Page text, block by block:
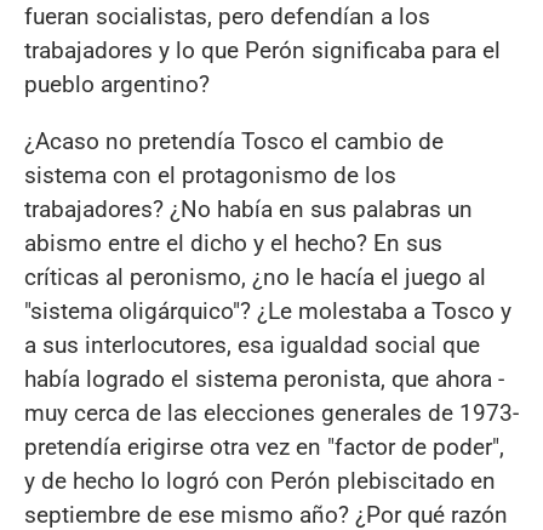
fueran socialistas, pero defendían a los
trabajadores y lo que Perón significaba para el
pueblo argentino?
¿Acaso no pretendía Tosco el cambio de
sistema con el protagonismo de los
trabajadores? ¿No había en sus palabras un
abismo entre el dicho y el hecho? En sus
críticas al peronismo, ¿no le hacía el juego al
"sistema oligárquico"? ¿Le molestaba a Tosco y
a sus interlocutores, esa igualdad social que
había logrado el sistema peronista, que ahora -
muy cerca de las elecciones generales de 1973-
pretendía erigirse otra vez en "factor de poder",
y de hecho lo logró con Perón plebiscitado en
septiembre de ese mismo año? ¿Por qué razón